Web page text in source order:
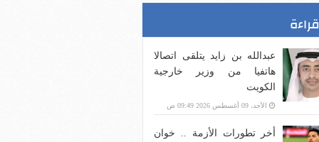
عبدالله بن زايد يتلقى اتصالا
هاتفيا من وزير خارجية
الكويت
الأحد، 09 أغسطس 2026 09:49 ص
أخر تطورات الأزمة .. خوان